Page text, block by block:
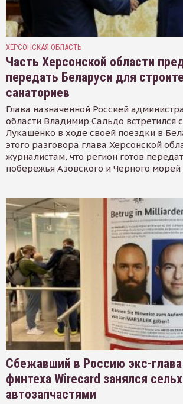
ХЕРСОНСКАЯ ОБЛАСТЬ
Часть Херсонской области
передать Беларуси для
санаториев
Глава назначенной Россией
области Владимир Сальдо встретился
Лукашенко в ходе своей поездки в
этого разговора глава Херсонской
журналистам, что регион готов
побережья Азовского и Черного морей
Сбежавший в Россию экс-
финтеха Wirecard занялся
автозапчастями